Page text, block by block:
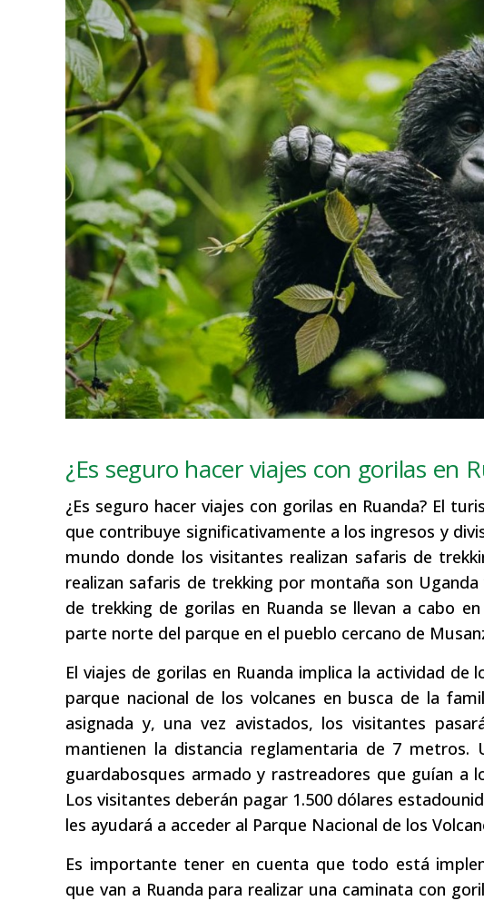
¿Es seguro hacer viajes con gorilas en
¿Es seguro hacer viajes con gorilas en Ruanda? El
que contribuye significativamente a los ingresos y
mundo donde los visitantes realizan safaris de
realizan safaris de trekking por montaña son
de trekking de gorilas en Ruanda se llevan a cabo
parte norte del parque en el pueblo cercano de
El viajes de gorilas en Ruanda implica la actividad
parque nacional de los volcanes en busca de la
asignada y, una vez avistados, los visitantes
mantienen la distancia reglamentaria de 7
guardabosques armado y rastreadores que guían a
Los visitantes deberán pagar 1.500 dólares
les ayudará a acceder al Parque Nacional de los
Es importante tener en cuenta que todo está
que van a Ruanda para realizar una caminata con